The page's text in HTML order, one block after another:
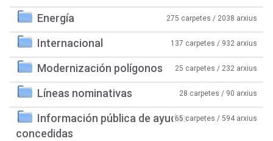
Energía 275 carpetes / 2038 arxius
Internacional 137 carpetes / 932 arxius
Modernización polígonos 25 carpetes / 232 arxius
Líneas nominativas 28 carpetes / 90 arxius
Información pública de ayudas
concedidas
65 carpetes / 594 arxius